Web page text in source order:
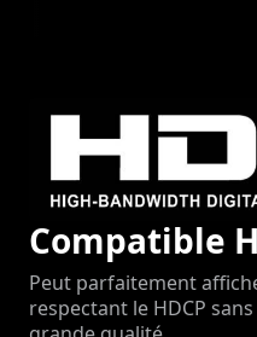
Compatible
Peut parfaitement
respectant le HDCP